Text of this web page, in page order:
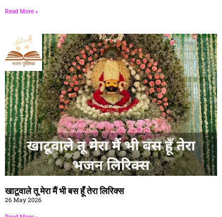
Read More »
खाटूवाले तू मेरा मैं भी बस हूँ तेरा लिरिक्स
26 May 2026